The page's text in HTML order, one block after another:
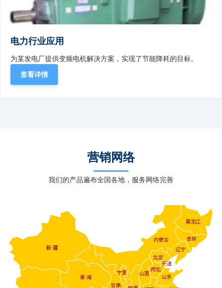
电力行业应用
为某发电厂提供变频电机解决方案，实现了节能降耗的目标。
查看详情
营销网络
我们的产品遍布全国各地，服务网络完善